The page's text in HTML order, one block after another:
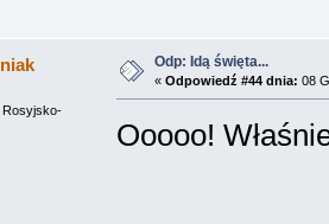
Rosyjsko-
Odp: Idą święta...
« Odpowiedź #44 dnia: 08
Ooooo!